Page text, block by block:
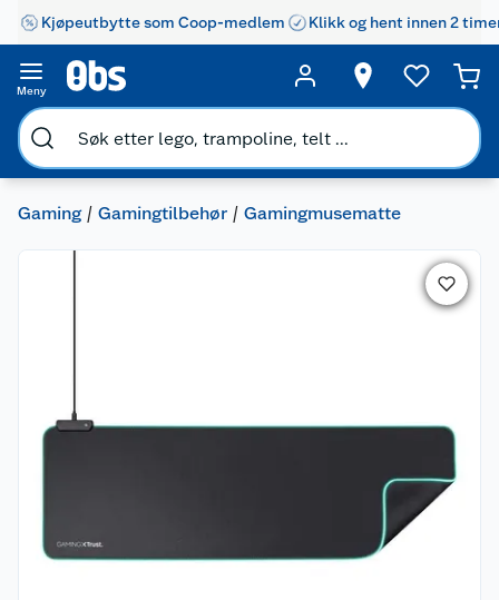
Kjøpeutbytte som Coop-medlem Klikk og hent innen 2
Meny
Gaming Gamingtilbehør Gamingmusematte